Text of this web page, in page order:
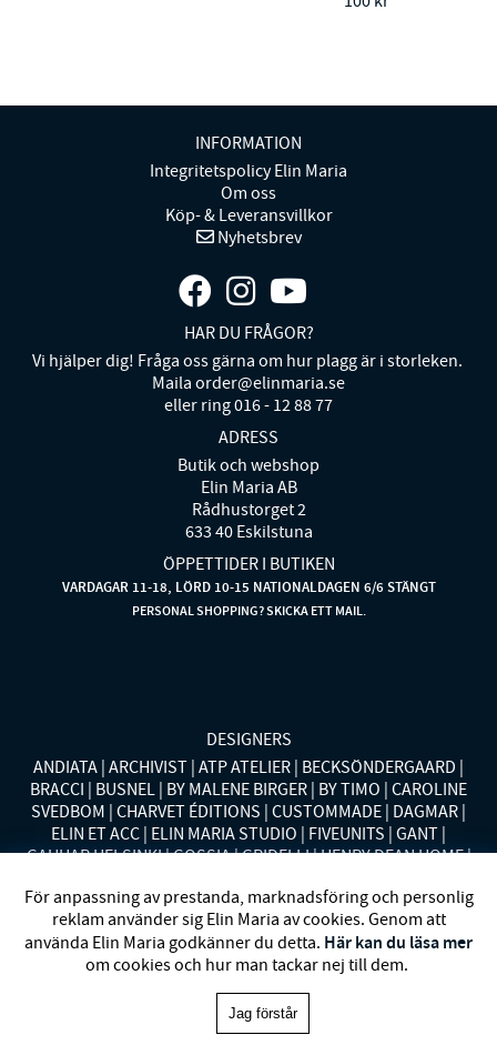
INFORMATION
Integritetspolicy Elin Maria
Om oss
Köp- & Leveransvillkor
Nyhetsbrev
HAR DU FRÅGOR?
Vi hjälper dig! Fråga oss gärna om hur plagg är i storleken.
Maila order@elinmaria.se
eller ring 016 - 12 88 77
ADRESS
Butik och webshop
Elin Maria AB
Rådhustorget 2
633 40 Eskilstuna
ÖPPETTIDER I BUTIKEN
VARDAGAR 11-18, LÖRD 10-15 NATIONALDAGEN 6/6 STÄNGT
PERSONAL SHOPPING? SKICKA ETT MAIL.
DESIGNERS
ANDIATA ARCHIVIST ATP ATELIER BECKSÖNDERGAARD
BRACCI BUSNEL BY MALENE BIRGER BY TIMO CAROLINE
SVEDBOM CHARVET ÉDITIONS CUSTOMMADE DAGMAR
ELIN ET ACC ELIN MARIA STUDIO FIVEUNITS GANT
GAUHAR HELSINKI GOSSIA GRIDELLI HENRY DEAN HOME
MISSONI HOME MONO MORENO CALIFORNIA MOS MOSH
MRS HOSIERY NORDAN HOME NÜMPH POLO RALPH
LAUREN RENÉE VOLTAIRE RODEBJER SECOND FEMALE
SIBIN LINNEBJERG STYLEIN SWEDISH STOCKINGS
VANESSA BARONI VIVEH
Elin Maria 1993-2025
För anpassning av prestanda, marknadsföring och personlig
reklam använder sig Elin Maria av cookies. Genom att
använda Elin Maria godkänner du detta. Här kan du läsa mer
om cookies och hur man tackar nej till dem.
Jag förstår